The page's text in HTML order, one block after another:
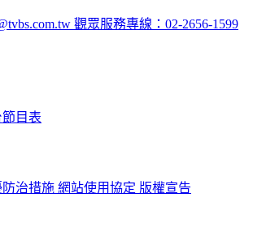
觀眾服務專線：02-2656-1599
節目表
治措施 網站使用協定 版權宣告